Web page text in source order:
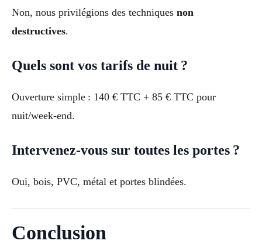
Non, nous privilégions des techniques non
destructives.
Quels sont vos tarifs de nuit ?
Ouverture simple : 140 € TTC + 85 € TTC pour
nuit/week-end.
Intervenez-vous sur toutes les portes ?
Oui, bois, PVC, métal et portes blindées.
Conclusion